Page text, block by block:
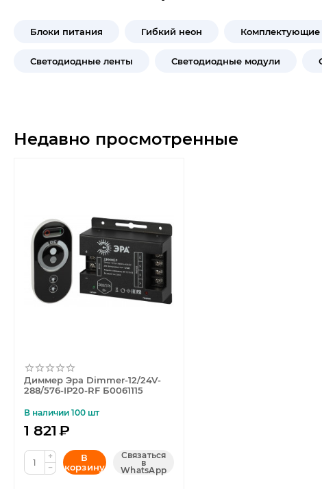
Блоки питания Гибкий неон Комплектующие
Светодиодные ленты Светодиодные модули
Недавно просмотренные
Диммер Эра Dimmer-12/24V-
288/576-IP20-RF Б0061115
В наличии 100 шт
1 821 ₽
+
−
В
корзину
Связаться
в
WhatsApp